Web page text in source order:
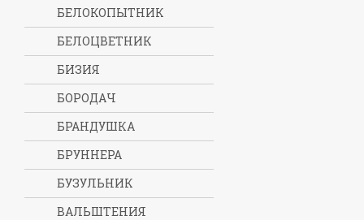
БЕЛОКОПЫТНИК
БЕЛОЦВЕТНИК
БИЗИЯ
БОРОДАЧ
БРАНДУШКА
БРУННЕРА
БУЗУЛЬНИК
ВАЛЬШТЕНИЯ